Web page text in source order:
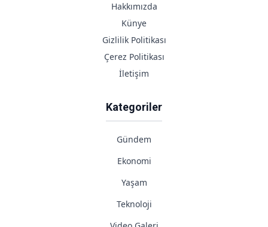
Hakkımızda
Künye
Gizlilik Politikası
Çerez Politikası
İletişim
Kategoriler
Gündem
Ekonomi
Yaşam
Teknoloji